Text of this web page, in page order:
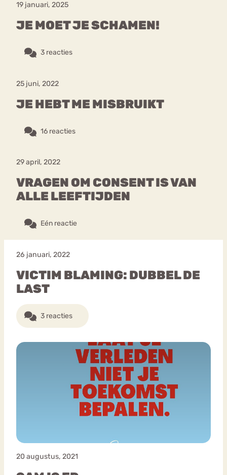
19 januari, 2025
JE MOET JE SCHAMEN!
3 reacties
25 juni, 2022
JE HEBT ME MISBRUIKT
16 reacties
29 april, 2022
VRAGEN OM CONSENT IS VAN
ALLE LEEFTIJDEN
Eén reactie
26 januari, 2022
VICTIM BLAMING: DUBBEL DE
LAST
3 reacties
20 augustus, 2021